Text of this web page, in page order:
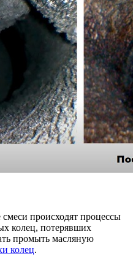
происходят процессы
колец, потерявших
промыть масляную
колец.